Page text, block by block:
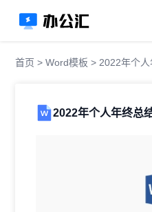
首页 > Word模板 > 2022年个
2022年个人年终总